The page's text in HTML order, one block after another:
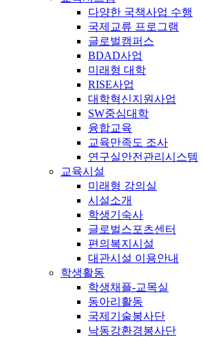
다양한 국책사업 수행
국제교류 프로그램
글로벌캠퍼스
BDAD사업
미래형 대학
RISE사업
대학혁신지원사업
SW중심대학
융합교육
교육만족도 조사
연구실안전관리시스템
교육시설
미래형 강의실
시설소개
학생기숙사
글로벌스포츠센터
편의복지시설
대관시설 이용안내
학생활동
학생채플-교목실
동아리활동
국제기술봉사단
낙동강환경봉사단